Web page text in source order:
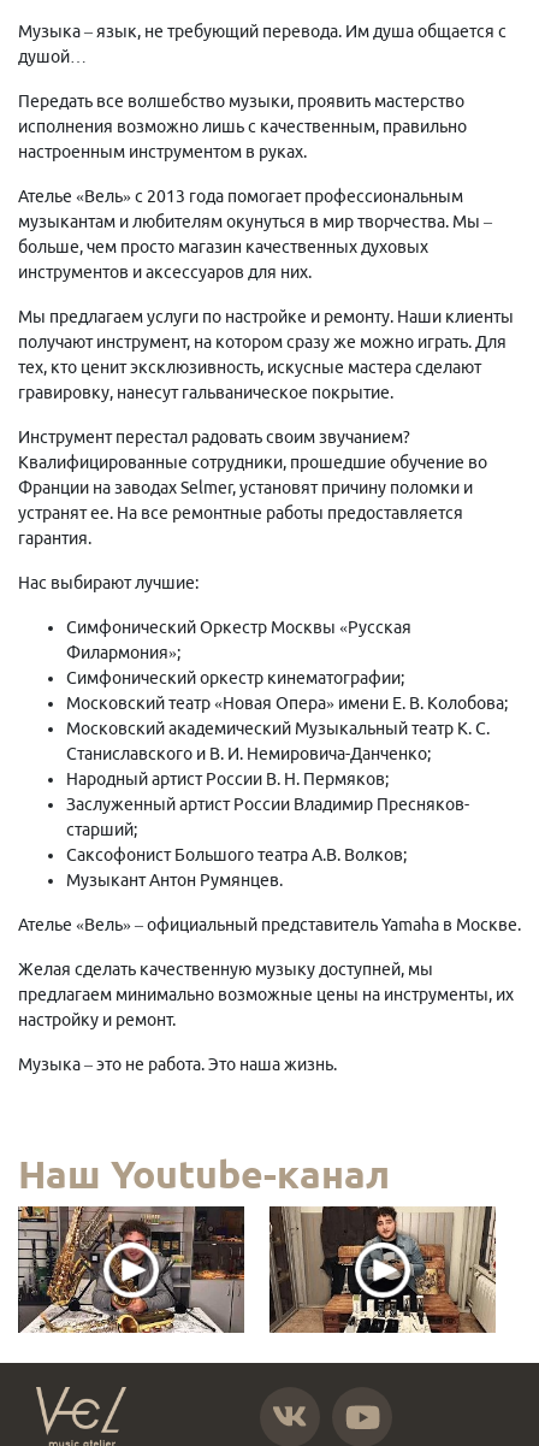
Музыка – язык, не требующий перевода. Им душа общается с
душой…
Передать все волшебство музыки, проявить мастерство
исполнения возможно лишь с качественным, правильно
настроенным инструментом в руках.
Ателье «Вель» с 2013 года помогает профессиональным
музыкантам и любителям окунуться в мир творчества. Мы –
больше, чем просто магазин качественных духовых
инструментов и аксессуаров для них.
Мы предлагаем услуги по настройке и ремонту. Наши клиенты
получают инструмент, на котором сразу же можно играть. Для
тех, кто ценит эксклюзивность, искусные мастера сделают
гравировку, нанесут гальваническое покрытие.
Инструмент перестал радовать своим звучанием?
Квалифицированные сотрудники, прошедшие обучение во
Франции на заводах Selmer, установят причину поломки и
устранят ее. На все ремонтные работы предоставляется
гарантия.
Нас выбирают лучшие:
Симфонический Оркестр Москвы «Русская
Филармония»;
Симфонический оркестр кинематографии;
Московский театр «Новая Опера» имени Е. В. Колобова;
Московский академический Музыкальный театр К. С.
Станиславского и В. И. Немировича-Данченко;
Народный артист России В. Н. Пермяков;
Заслуженный артист России Владимир Пресняков-
старший;
Саксофонист Большого театра А.В. Волков;
Музыкант Антон Румянцев.
Ателье «Вель» – официальный представитель Yamaha в Москве.
Желая сделать качественную музыку доступней, мы
предлагаем минимально возможные цены на инструменты, их
настройку и ремонт.
Музыка – это не работа. Это наша жизнь.
Наш Youtube-канал